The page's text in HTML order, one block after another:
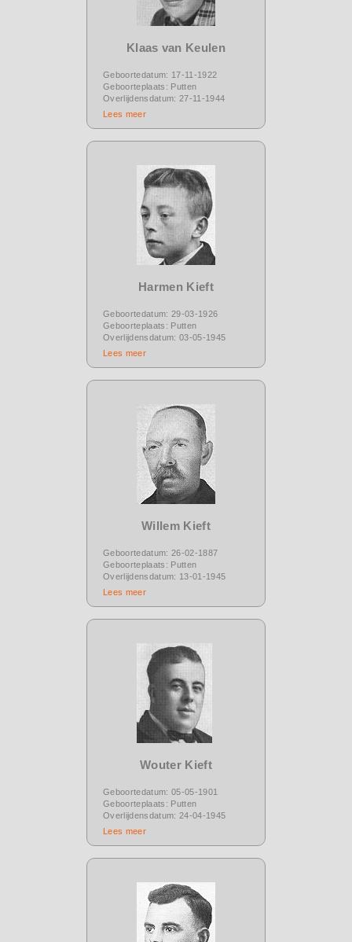
Klaas van Keulen
Geboortedatum: 17-11-1922
Geboorteplaats: Putten
Overlijdensdatum: 27-11-1944
Lees meer
Harmen Kieft
Geboortedatum: 29-03-1926
Geboorteplaats: Putten
Overlijdensdatum: 03-05-1945
Lees meer
Willem Kieft
Geboortedatum: 26-02-1887
Geboorteplaats: Putten
Overlijdensdatum: 13-01-1945
Lees meer
Wouter Kieft
Geboortedatum: 05-05-1901
Geboorteplaats: Putten
Overlijdensdatum: 24-04-1945
Lees meer